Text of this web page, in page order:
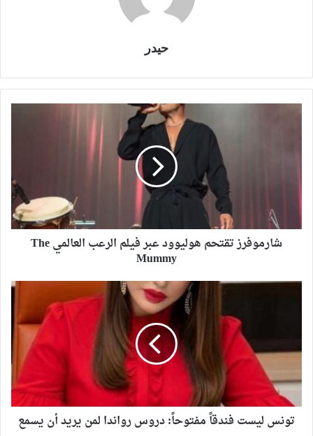
حيدر
شارموفرز تقتحم هوليوود عبر فيلم الرعب العالمي The
Mummy
تونس ليست فندقاً مفتوحاً: دروس رواندا لمن يريد أن يسمع